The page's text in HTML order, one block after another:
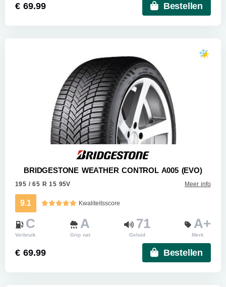
€ 69.99 Bestellen
BRIDGESTONE WEATHER CONTROL A005 (EVO)
195 / 65 R 15 95V Meer info
9.1 Kwaliteitsscore
C
Verbruik
A
Grip nat
71
Geluid
A+
Merk
€ 69.99 Bestellen